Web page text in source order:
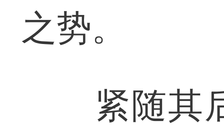
之势。
紧随其后